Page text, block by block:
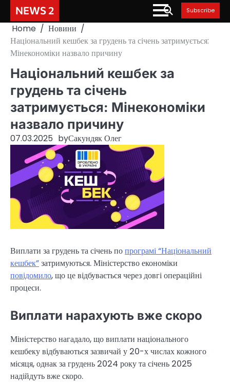
content
NEWS 2 Subscribe
Home
Новини
Національний кешбек за грудень та січень затримується:
Мінекономіки назвало причину
Національний кешбек за
грудень та січень
затримується: Мінекономіки
назвало причину
07.03.2025 byСакундяк Олег
Виплати за грудень та січень попрограмі “Національний
кешбек”затримуються. Міністерство економіки
повідомило, що це відбувається через довгі операційні
процеси.
Виплати нарахують вже скоро
Міністерство нагадало, що виплати національного
кешбеку відбуваються зазвичай у 20-х числах кожного
місяця, однак за грудень 2024 року та січень 2025
надійдуть вже скоро.